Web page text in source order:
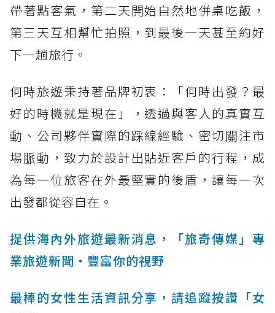
帶著點客氣，第二天開始自然地併桌吃飯，
第三天互相幫忙拍照，到最後一天甚至約好
下一趟旅行。
何時旅遊秉持著品牌初衷：「何時出發？最
好的時機就是現在」，透過與客人的真實互
動、公司夥伴實際的踩線經驗、密切關注市
場脈動，致力於設計出貼近客戶的行程，成
為每一位旅客在外最堅實的後盾，讓每一次
出發都從容自在。
提供海內外旅遊最新消息，「旅奇傳媒」專
業旅遊新聞‧豐富你的視野
最棒的女性生活資訊分享，請追蹤按讚「女